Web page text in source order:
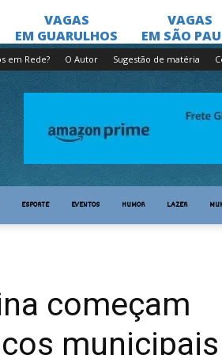
em Rede? O Autor Sugestão de matéria
ESPORTE EVENTOS HUMOR LAZER
começam